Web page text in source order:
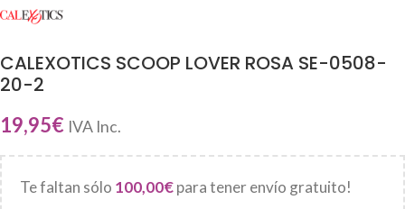
CALEXOTICS SCOOP LOVER ROSA SE-0508-
20-2
19,95€ IVA Inc.
Te faltan sólo 100,00€para tener envío gratuito!